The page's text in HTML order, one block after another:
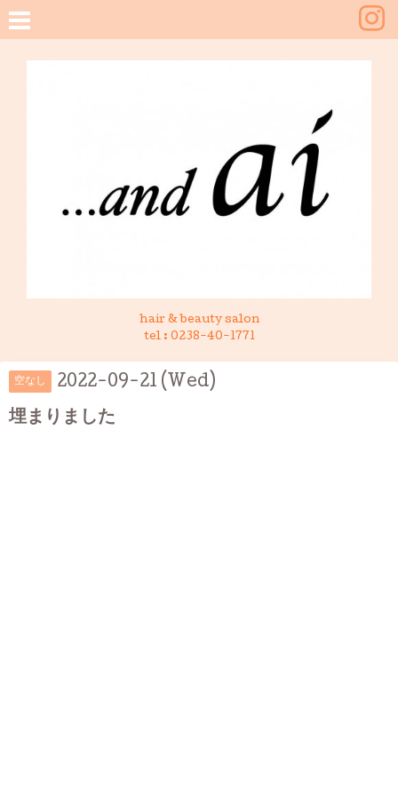
hair & beauty salon
tel : 0238-40-1771
空なし 2022-09-21 (Wed)
埋まりました